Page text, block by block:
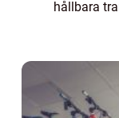
hållbara